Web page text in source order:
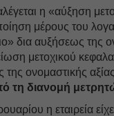
η «αύξηση
μέρους του
δια αυξήσεως της
μετοχικού
ονομαστικής
τη διανομή
η εταιρεία